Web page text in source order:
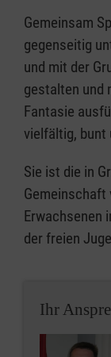
Gemeinsam
gegenseitig
und mit der
gestalten und
Fantasie
vielfältig, bunt
Sie ist die in
Gemeinschaft
Erwachsenen
der freien
Ihr